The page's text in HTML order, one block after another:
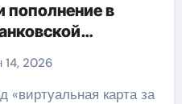
пополнение в
14, 2026